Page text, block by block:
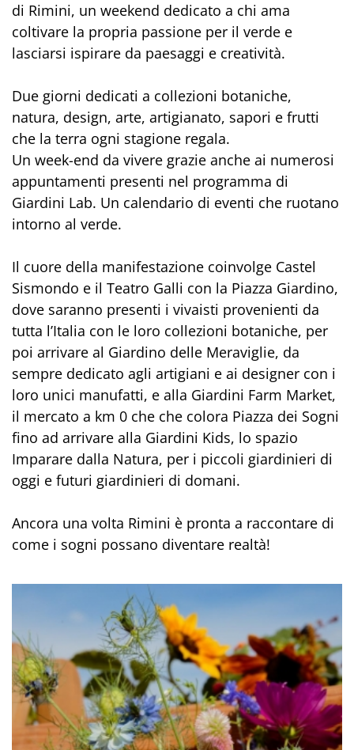
di Rimini, un weekend dedicato a chi ama
coltivare la propria passione per il verde e
lasciarsi ispirare da paesaggi e creatività.
Due giorni dedicati a collezioni botaniche,
natura, design, arte, artigianato, sapori e frutti
che la terra ogni stagione regala.
Un week-end da vivere grazie anche ai numerosi
appuntamenti presenti nel programma di
Giardini Lab. Un calendario di eventi che ruotano
intorno al verde.
Il cuore della manifestazione coinvolge Castel
Sismondo e il Teatro Galli con la Piazza Giardino,
dove saranno presenti i vivaisti provenienti da
tutta l’Italia con le loro collezioni botaniche, per
poi arrivare al Giardino delle Meraviglie, da
sempre dedicato agli artigiani e ai designer con i
loro unici manufatti, e alla Giardini Farm Market,
il mercato a km 0 che che colora Piazza dei Sogni
fino ad arrivare alla Giardini Kids, lo spazio
Imparare dalla Natura, per i piccoli giardinieri di
oggi e futuri giardinieri di domani.
Ancora una volta Rimini è pronta a raccontare di
come i sogni possano diventare realtà!